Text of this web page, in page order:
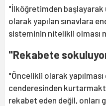
"İlköğretimden
olarak yapılan sınavlara
sisteminin nitelikli olması
"Rekabete
"Öncelikli olarak
cenderesinden
rekabet eden değil, onları